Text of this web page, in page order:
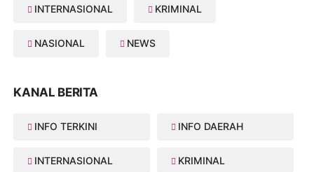
INTERNASIONAL KRIMINAL
NASIONAL NEWS
KANAL BERITA
INFO TERKINI INFO DAERAH
INTERNASIONAL KRIMINAL